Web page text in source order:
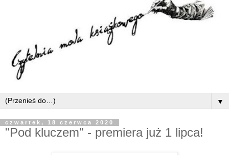
▼
czwartek, 18 czerwca 2020
"Pod kluczem" - premiera już 1 lipca!